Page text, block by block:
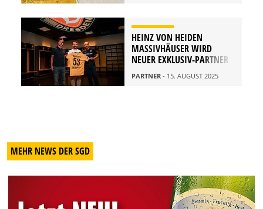
HEINZ VON HEIDEN
MASSIVHÄUSER WIRD
NEUER EXKLUSIV-PARTNER
PARTNER - 15. AUGUST 2025
MEHR NEWS DER SGD